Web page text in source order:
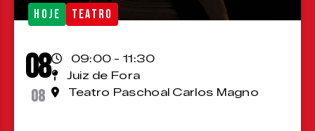
HOJE TEATRO
08
08
09:00 - 11:30
Juiz de Fora
Teatro Paschoal Carlos Magno